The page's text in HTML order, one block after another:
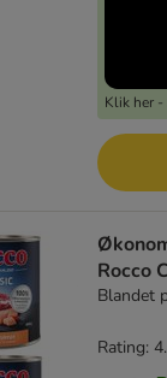
Klik her -
Rocco
Blandet
Rating: